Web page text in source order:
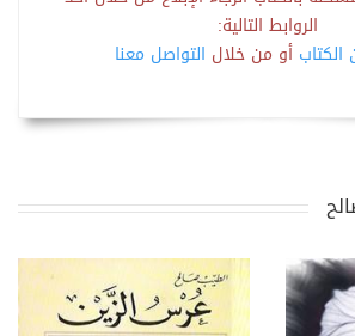
الروابط التالية:
الكتاب أو من خلال التواصل معنا